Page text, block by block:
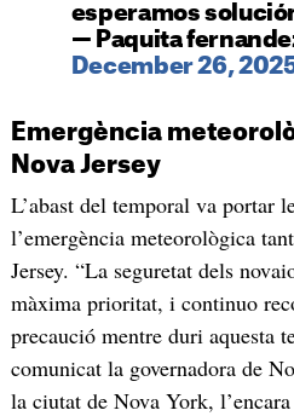
esperamos
— Paquita
December 26,
Emergència
Nova Jersey
L’abast del temporal va portar
l’emergència meteorològica
Jersey. “La seguretat dels
màxima prioritat, i continuo
precaució mentre duri aquesta
comunicat la governadora de
la ciutat de Nova York,